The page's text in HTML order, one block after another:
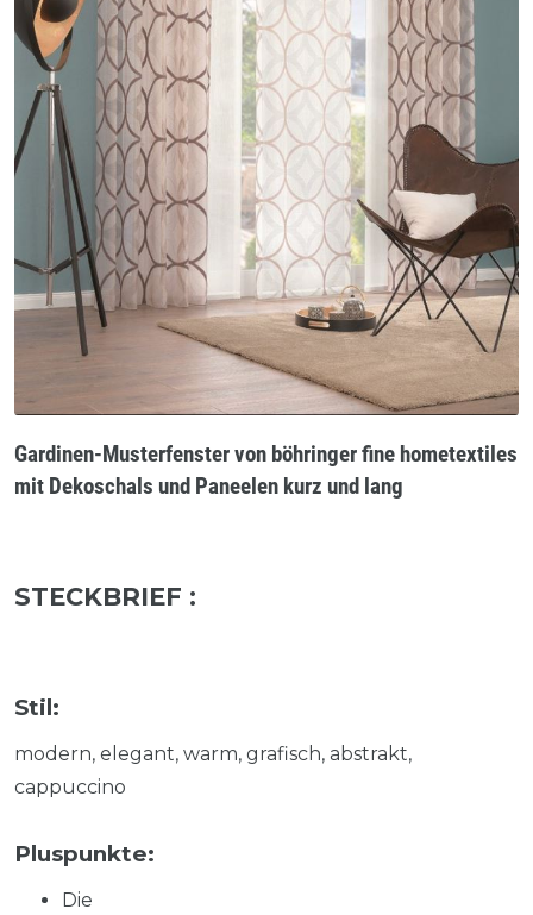
Gardinen-Musterfenster von böhringer fine hometextiles
mit Dekoschals und Paneelen kurz und lang
STECKBRIEF :
Stil:
modern, elegant, warm, grafisch, abstrakt,
cappuccino
Pluspunkte:
Die